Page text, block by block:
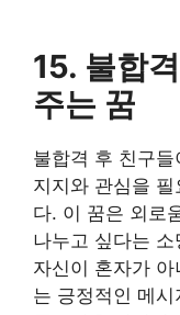
15. 불합
주는 꿈
불합격 후 친구
지지와 관심을
다. 이 꿈은 외로
나누고 싶다는
자신이 혼자가
는 긍정적인 메